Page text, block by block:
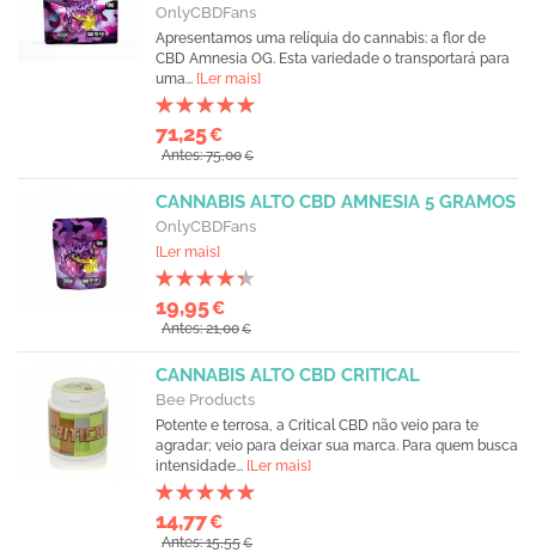
OnlyCBDFans
Apresentamos uma relíquia do cannabis: a flor de
CBD Amnesia OG. Esta variedade o transportará para
uma... [Ler mais]
71,25€
Antes: 75,00€
CANNABIS ALTO CBD AMNESIA 5 GRAMOS
OnlyCBDFans
[Ler mais]
19,95€
Antes: 21,00€
CANNABIS ALTO CBD CRITICAL
Bee Products
Potente e terrosa, a Critical CBD não veio para te
agradar; veio para deixar sua marca. Para quem busca
intensidade... [Ler mais]
14,77€
Antes: 15,55€